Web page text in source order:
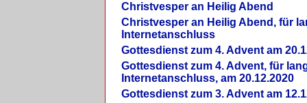
Christvesper an Heilig Abend
Christvesper an Heilig Abend, für
Internetanschluss
Gottesdienst zum 4. Advent am
Gottesdienst zum 4. Advent, für
Internetanschluss, am 20.12.2020
Gottesdienst zum 3. Advent am